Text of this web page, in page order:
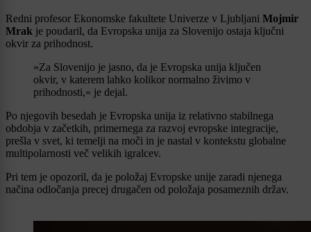
Redni profesor Ekonomske fakultete Univerze v Ljubljani Mojmir
Mrak je poudaril, da Evropska unija za Slovenijo ostaja ključni
okvir za prihodnost.
»Za Slovenijo je jasno, da je Evropska unija ključen
okvir, v katerem lahko kolikor normalno živimo v
prihodnosti,« je dejal.
Po njegovih besedah je Evropska unija iz relativno stabilnega
obdobja v začetkih, primernega za razvoj evropske integracije,
prešla v svet, ki temelji na moči in je nastal v kontekstu globalne
multipolarnosti več velikih igralcev.
Pri tem je opozoril, da je položaj Evropske unije zaradi njenega
načina odločanja precej drugačen od položaja posameznih držav.